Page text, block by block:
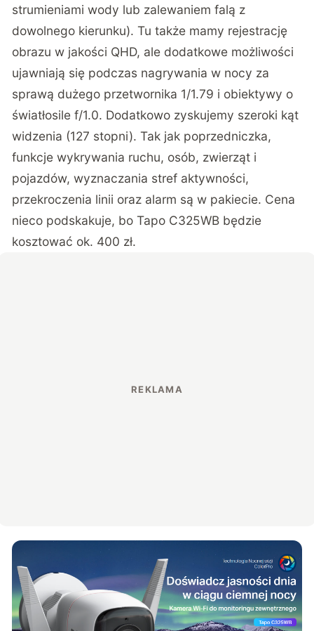
strumieniami wody lub zalewaniem falą z
dowolnego kierunku). Tu także mamy rejestrację
obrazu w jakości QHD, ale dodatkowe możliwości
ujawniają się podczas nagrywania w nocy za
sprawą dużego przetwornika 1/1.79 i obiektywy o
światłosile f/1.0. Dodatkowo zyskujemy szeroki kąt
widzenia (127 stopni). Tak jak poprzedniczka,
funkcje wykrywania ruchu, osób, zwierząt i
pojazdów, wyznaczania stref aktywności,
przekroczenia linii oraz alarm są w pakiecie. Cena
nieco podskakuje, bo Tapo C325WB będzie
kosztować ok. 400 zł.